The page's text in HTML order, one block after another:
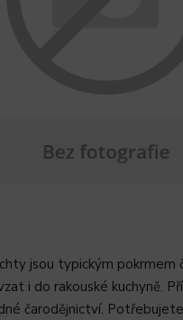
jsou typickým pokrmem
i do rakouské kuchyně.
čarodějnictví.